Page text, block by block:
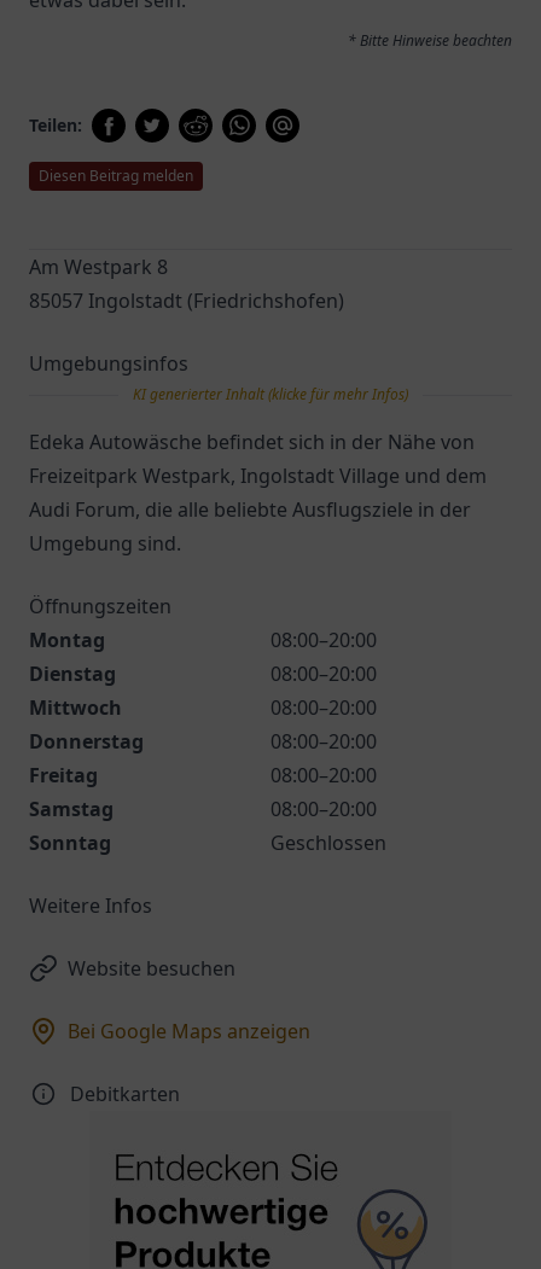
* Bitte Hinweise beachten
Teilen:
Diesen Beitrag melden
Am Westpark 8
85057 Ingolstadt (Friedrichshofen)
Umgebungsinfos
KI generierter Inhalt (klicke für mehr Infos)
Edeka Autowäsche befindet sich in der Nähe von
Freizeitpark Westpark, Ingolstadt Village und dem
Audi Forum, die alle beliebte Ausflugsziele in der
Umgebung sind.
Öffnungszeiten
Montag
08:00–20:00
Dienstag
08:00–20:00
Mittwoch
08:00–20:00
Donnerstag
08:00–20:00
Freitag
08:00–20:00
Samstag
08:00–20:00
Sonntag
Geschlossen
Weitere Infos
Website besuchen
Bei Google Maps anzeigen
Debitkarten